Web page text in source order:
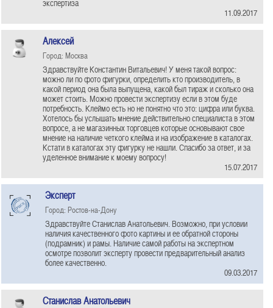
экспертиза
11.09.2017
Алексей
Город: Москва
Здравствуйте Константин Витальевич! У меня такой вопрос:
можно ли по фото фигурки, определить кто производитель, в
какой период она была выпущена, какой был тираж и сколько она
может стоить. Можно провести экспертизу если в этом буде
потребность. Клеймо есть но не понятно что это: цифра или буква.
Хотелось бы услышать мнение действительно специалиста в этом
вопросе, а не магазинных торговцев которые основывают свое
мнение на наличие четкого клейма и на изображение в каталогах.
Кстати в каталогах эту фигурку не нашли. Спасибо за ответ, и за
уделенное внимание к моему вопросу!
15.07.2017
Эксперт
Город: Ростов-на-Дону
Здравствуйте Станислав Анатольевич. Возможно, при условии
наличия качественного фото картины и ее обратной стороны
(подрамник) и рамы. Наличие самой работы на экспертном
осмотре позволит эксперту провести предварительный анализ
более качественно.
09.03.2017
Станислав Анатольевич